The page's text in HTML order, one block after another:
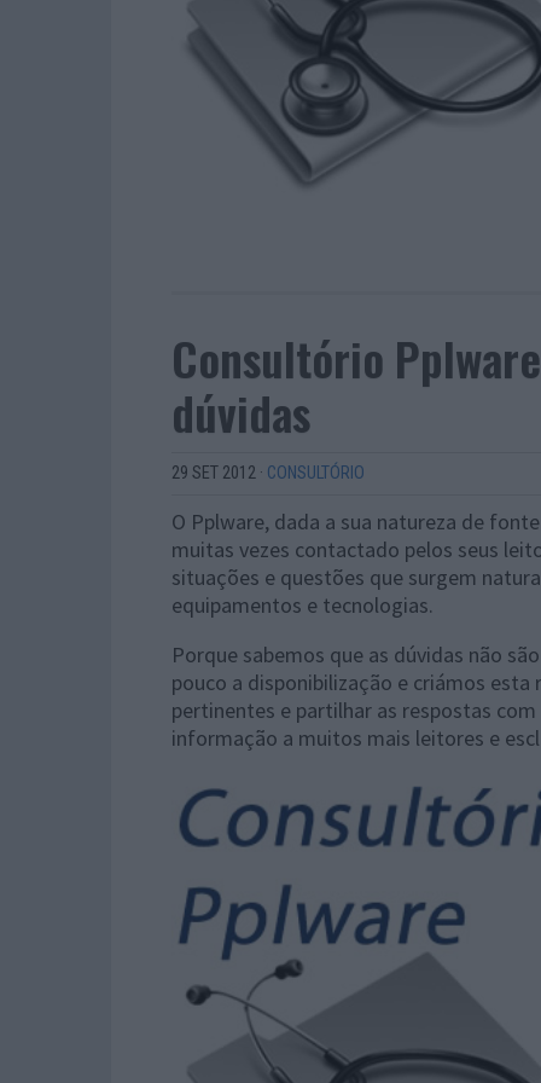
Consultório
dúvidas
29 SET 2012 · CONSULTÓRIO
O Pplware, dada a sua natureza de
muitas vezes contactado pelos seus
situações e questões que surgem
equipamentos e tecnologias.
Porque sabemos que as dúvidas não
pouco a disponibilização e criámos
pertinentes e partilhar as respostas
informação a muitos mais leitores e